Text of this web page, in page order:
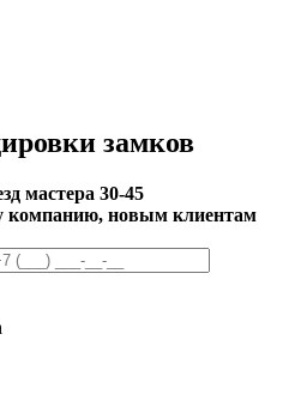
замков
мастера 30-45
компанию, новым клиентам